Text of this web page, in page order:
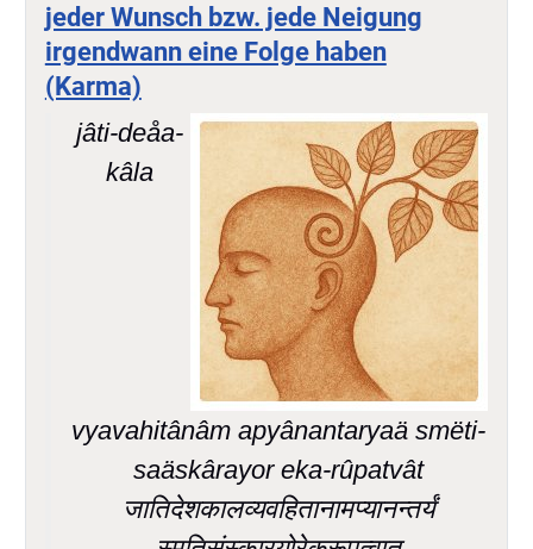
jeder Wunsch bzw. jede Neigung
irgendwann eine Folge haben
(Karma)
jâti-deåa-
kâla
vyavahitânâm apyânantaryaä smëti-
saäskârayor eka-rûpatvât
जातिदेशकालव्यवहितानामप्यानन्तर्यं